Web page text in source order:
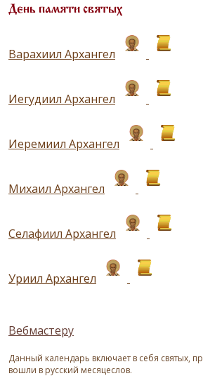
День памяти святых
Варахиил Архангел
Иегудиил Архангел
Иеремиил Архангел
Михаил Архангел
Селафиил Архангел
Уриил Архангел
Вебмастеру
Данный календарь включает в себя святых,
вошли в русский месяцеслов.